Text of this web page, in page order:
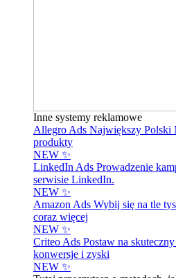
Inne systemy reklamowe
Allegro Ads Największy Polski
produkty
NEW ✨
LinkedIn Ads Prowadzenie
serwisie LinkedIn.
NEW ✨
Amazon Ads Wybij się na tle
coraz więcej
NEW ✨
Criteo Ads Postaw na
konwersje i zyski
NEW ✨